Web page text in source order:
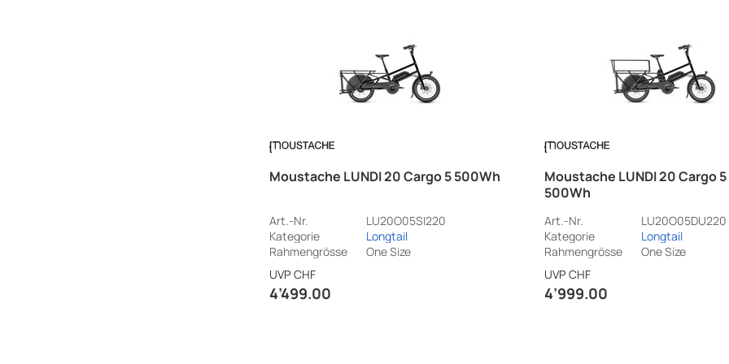
Moustache LUNDI 20 Cargo 5 500Wh
Art.-Nr.
LU20O05SI220
Kategorie
Longtail
Rahmengrösse
One Size
UVP CHF
4’499.00
Moustache LUNDI 20 Cargo 5
500Wh
Art.-Nr.
LU20O05DU220
Kategorie
Longtail
Rahmengrösse
One Size
UVP CHF
4’999.00